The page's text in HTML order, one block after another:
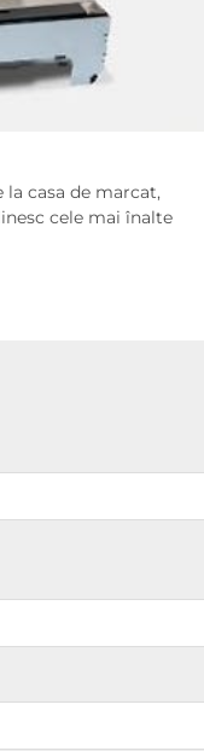
casa de marcat,
cele mai înalte